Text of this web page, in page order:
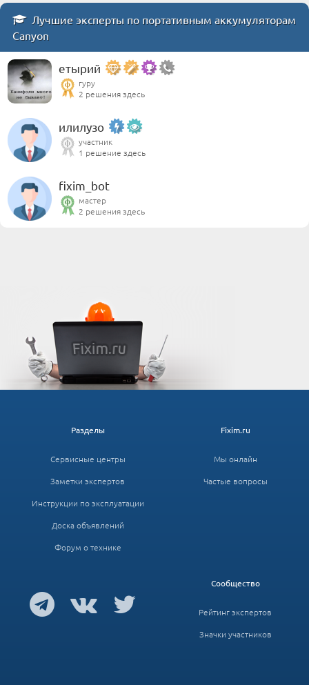
Лучшие эксперты по портативным аккумуляторам
Canyon
етырий
гуру
2 решения здесь
илилузо
участник
1 решение здесь
fixim_bot
мастер
2 решения здесь
Fixim.ru
Мы онлайн
Частые вопросы
Разделы
Сервисные центры
Заметки экспертов
Инструкции по эксплуатации
Доска объявлений
Форум о технике
Сообщество
Рейтинг экспертов
Значки участников